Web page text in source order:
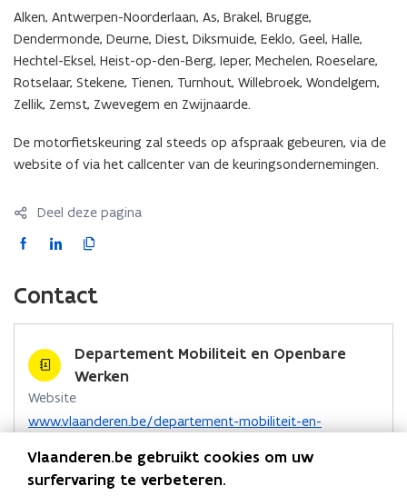
r
i
n
g
r
i
n
g
Alken, Antwerpen-Noorderlaan, As, Brakel, Brugge,
Dendermonde, Deurne, Diest, Diksmuide, Eeklo, Geel, Halle,
Hechtel-Eksel, Heist-op-den-Berg, Ieper, Mechelen, Roeselare,
Rotselaar, Stekene, Tienen, Turnhout, Willebroek, Wondelgem,
Zellik, Zemst, Zwevegem en Zwijnaarde.
De motorfietskeuring zal steeds op afspraak gebeuren, via de
website of via het callcenter van de keuringsondernemingen.
Deel deze pagina
F
c
e
b
p
L
k
e
d
i
n
o
p
e
n
K
i
e
e
r
i
n
k
n
Contact
Departement Mobiliteit en Openbare
Werken
Website
www.vlaanderen.be/departement-mobiliteit-en-
o
e
nContactformulier
Vlaanderen.be gebruikt cookies om uw
surfervaring te verbeteren.